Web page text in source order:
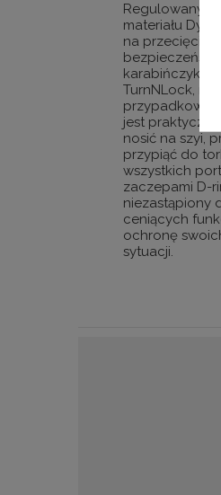
Regulowany
materiału
na przecięcia,
TurnNLock,
jest
nosić na szyi,
przypiąć do
wszystkich
zaczepami D-
niezastąpiony
ceniących
ochronę
sytuacji.